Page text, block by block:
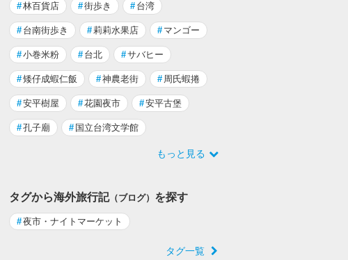
#林百貨店 #街歩き # 台湾
# 台南街歩き #莉莉水果店 # マンゴー
#小巻米粉 # 台北 #サバヒー
#矮仔成蝦仁飯 #神農老街 # 周氏蝦捲
#安平樹屋 #花園夜市 #安平古堡
#孔子廟 # 国立台湾文学館
もっと見る
タグから海外旅行記（ブログ） を探す
#夜市・ナイトマーケット
タグ一覧